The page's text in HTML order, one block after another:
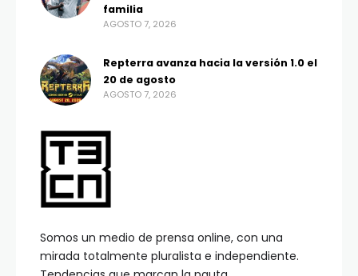
Somos un medio de prensa online, con una
mirada totalmente pluralista e independiente.
familia
AGOSTO 7, 2026
Repterra avanza hacia la versión 1.0 el
20 de agosto
AGOSTO 7, 2026